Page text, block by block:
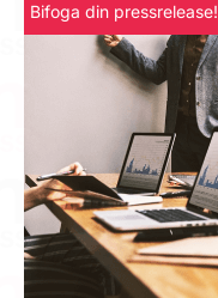
Bifoga din pressrelease!